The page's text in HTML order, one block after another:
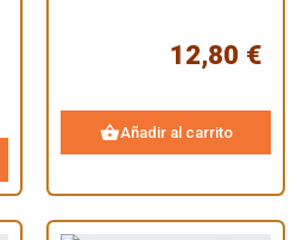
12,80 €
shopping_basketAñadir al carrito